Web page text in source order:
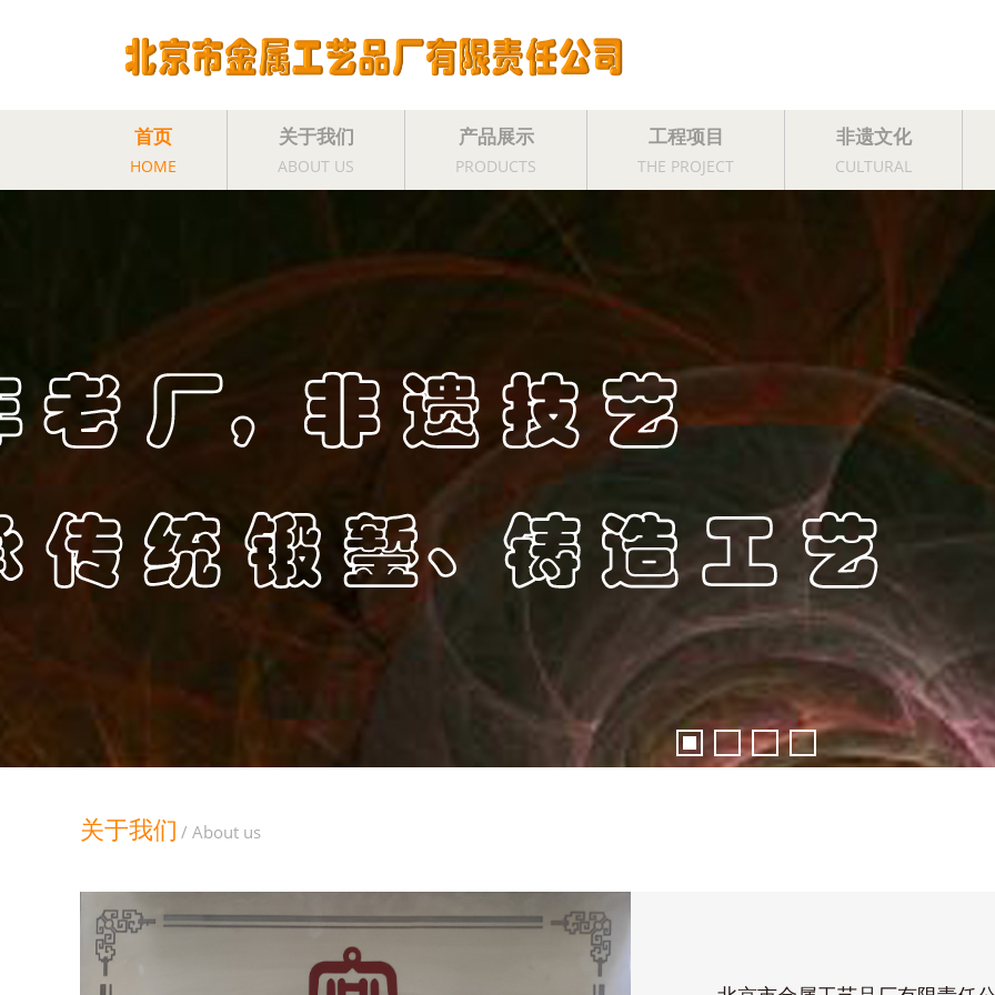
首页
HOME
关于我们
ABOUT US
产品展示
PRODUCTS
工程项目
THE PROJECT
非遗文化
CULTURAL
关于我们 / About us